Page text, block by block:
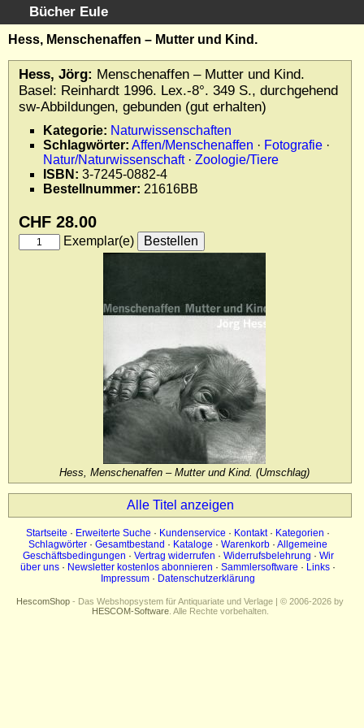
Bücher Eule
Schnellsuche:
Startseite
Erweiterte Suche
Kundenservice
Kontakt
Kategorien
Schlagwörter
Gesamtbestand
Warenkorb
Allgemeine Geschäftsbedingungen
Newsletter kostenlos abonnieren
Hess, Menschenaffen – Mutter und Kind.
Hess, Jörg: Menschenaffen – Mutter und Kind.
Basel: Reinhardt 1996. Lex.-8°. 349 S., durchgehend
sw-Abbildungen, gebunden (gut erhalten)
Kategorie: Naturwissenschaften
Schlagwörter: Affen/Menschenaffen · Fotografie ·
Natur/Naturwissenschaft· Zoologie/Tiere
ISBN: 3-7245-0882-4
Bestellnummer: 21616BB
CHF 28.00
Exemplar(e)
Hess, Menschenaffen – Mutter und Kind. (Umschlag)
Alle Titel anzeigen
Startseite · Erweiterte Suche · Kundenservice · Kontakt· Kategorien ·
Schlagwörter · Gesamtbestand · Kataloge · Warenkorb · Allgemeine
Geschäftsbedingungen · Vertrag widerrufen · Widerrufsbelehrung · Wir
über uns · Newsletter kostenlos abonnieren · Sammlersoftware · Links ·
Impressum · Datenschutzerklärung
HescomShop - Das Webshopsystem für Antiquariate und Verlage | © 2006-2026 by
HESCOM-Software. Alle Rechte vorbehalten.